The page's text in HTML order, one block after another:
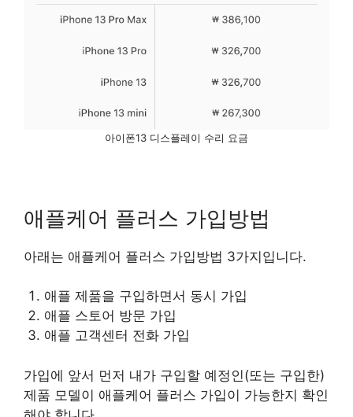
아이폰13 디스플레이 수리 요금
애플케어 플러스 가입방법
아래는 애플케어 플러스 가입방법 3가지입니다.
애플 제품을 구입하면서 동시 가입
애플 스토어 방문 가입
애플 고객센터 전화 가입
가입에 앞서 먼저 내가 구입할 예정인(또는 구입한)
제품 모델이 애플케어 플러스 가입이 가능한지 확인